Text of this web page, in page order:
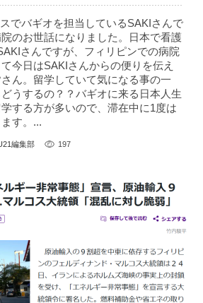
でバギオを担当しているSAKIさんで
のお世話になりました。日本で看護
さんですが、フィリピンでの病院
今日はSAKIさんからの便りを伝え
ん。留学していて気になる事の一
うするの？？バギオに来る日本人生
する方が多いので、滞在中に1度は
す。...
編集部 197